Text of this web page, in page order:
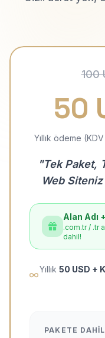
100
50
Yıllık ödeme
"Tek Paket,
Web
Alan Adı
.com.tr / .tr
dahil!
Yıllık 50 USD +
PAKETE